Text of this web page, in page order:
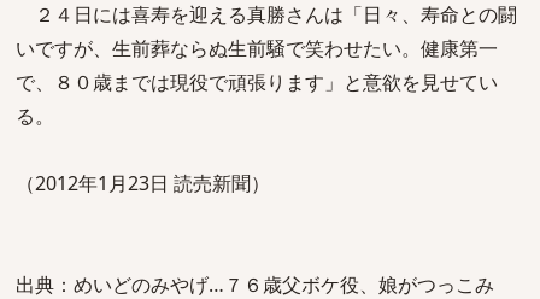
２４日には喜寿を迎える真勝さんは「日々、寿命との闘
いですが、生前葬ならぬ生前騒で笑わせたい。健康第一
で、８０歳までは現役で頑張ります」と意欲を見せてい
る。
（2012年1月23日 読売新聞）
出典：めいどのみやげ…７６歳父ボケ役、娘がつっこみ